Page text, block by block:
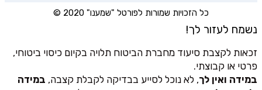
כל הזכויות שמורות לפורטל "שמענו" 2020 ©
נשמח לעזור לך!
זכאות לקצבת סיעוד מחברת הביטוח תלויה בקיום כיסוי ביטוחי,
פרטי או קבוצתי.
במידה ואין לך, לא נוכל לסייע בבדיקה לקבלת קצבה, במידה